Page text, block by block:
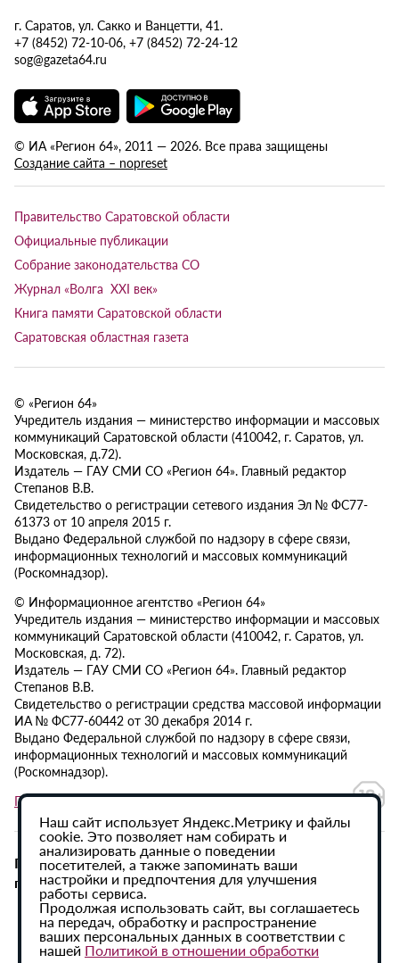
г. Саратов, ул. Сакко и Ванцетти, 41.
+7 (8452) 72-10-06, +7 (8452) 72-24-12
sog@gazeta64.ru
© ИА «Регион 64», 2011 — 2026. Все права защищены
Создание сайта – nopreset
Правительство Саратовской области
Официальные публикации
Собрание законодательства СО
Журнал «Волга XXI век»
Книга памяти Саратовской области
Саратовская областная газета
© «Регион 64»
Учредитель издания — министерство информации и массовых
коммуникаций Саратовской области (410042, г. Саратов, ул.
Московская, д.72).
Издатель — ГАУ СМИ СО «Регион 64». Главный редактор
Степанов В.В.
Свидетельство о регистрации сетевого издания Эл № ФС77-
61373 от 10 апреля 2015 г.
Выдано Федеральной службой по надзору в сфере связи,
информационных технологий и массовых коммуникаций
(Роскомнадзор).
© Информационное агентство «Регион 64»
Учредитель издания — министерство информации и массовых
коммуникаций Саратовской области (410042, г. Саратов, ул.
Московская, д. 72).
Издатель — ГАУ СМИ СО «Регион 64». Главный редактор
Степанов В.В.
Свидетельство о регистрации средства массовой информации
ИА № ФС77-60442 от 30 декабря 2014 г.
Выдано Федеральной службой по надзору в сфере связи,
информационных технологий и массовых коммуникаций
(Роскомнадзор).
Политика в отношении обработки персональных данных
При использовании материалов сайта активная
гиперссылка на ИА «Регион 64» обязательна.
Наш сайт использует Яндекс.Метрику и файлы
cookie. Это позволяет нам собирать и
анализировать данные о поведении
посетителей, а также запоминать ваши
настройки и предпочтения для улучшения
работы сервиса.
Продолжая использовать сайт, вы соглашаетесь
на передач, обработку и распространение
ваших персональных данных в соответствии с
нашей Политикой в отношении обработки